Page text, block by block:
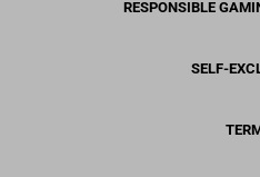
RESPONSIBLE
SELF-